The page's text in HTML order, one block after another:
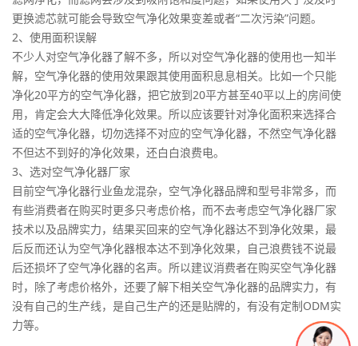
更换滤芯就可能会导致空气净化效果变差或者“二次污染”问题。
2、使用面积误解
不少人对空气净化器了解不多，所以对空气净化器的使用也一知半
解，空气净化器的使用效果跟其使用面积息息相关。比如一个只能
净化20平方的空气净化器，把它放到20平方甚至40平以上的房间使
用，肯定会大大降低净化效果。所以应该要针对净化面积来选择合
适的空气净化器，切勿选择不对应的空气净化器，不然空气净化器
不但达不到好的净化效果，还白白浪费电。
3、选对空气净化器厂家
目前空气净化器行业鱼龙混杂，空气净化器品牌和型号非常多，而
有些消费者在购买时更多只考虑价格，而不去考虑空气净化器厂家
技术以及品牌实力，结果买回来的空气净化器达不到净化效果，最
后反而还认为空气净化器根本达不到净化效果，自己浪费钱不说最
后还损坏了空气净化器的名声。所以建议消费者在购买空气净化器
时，除了考虑价格外，还要了解下相关空气净化器的品牌实力，有
没有自己的生产线，是自己生产的还是贴牌的，有没有定制ODM实
力等。